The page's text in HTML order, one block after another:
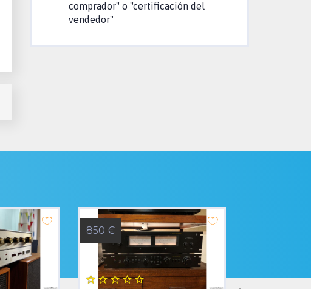
comprador" o "certificación del
vendedor"
850 €